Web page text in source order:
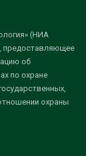
(НИА
предоставляющее
об
по охране
охраны